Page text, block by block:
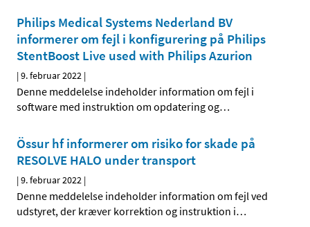
Philips Medical Systems Nederland BV
informerer om fejl i konfigurering på Philips
StentBoost Live used with Philips Azurion
|9. februar 2022 |
Denne meddelelse indeholder information om fejl i
software med instruktion om opdatering og…
Össur hf informerer om risiko for skade på
RESOLVE HALO under transport
|9. februar 2022 |
Denne meddelelse indeholder information om fejl ved
udstyret, der kræver korrektion og instruktion i…